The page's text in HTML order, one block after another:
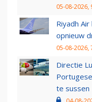
05-08-2026,
Riyadh
opnieuw
05-08-2026,
Directie
te sussen